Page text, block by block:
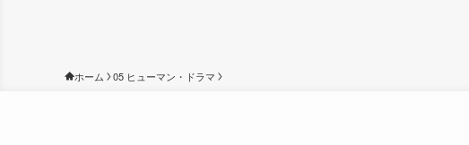
ホーム 05 ヒューマン・ドラマ